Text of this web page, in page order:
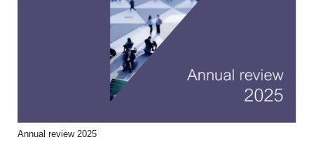
Annual review 2025